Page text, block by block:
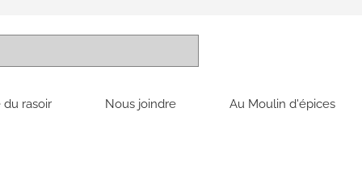
rasoir Nous joindre Au Moulin d'épices